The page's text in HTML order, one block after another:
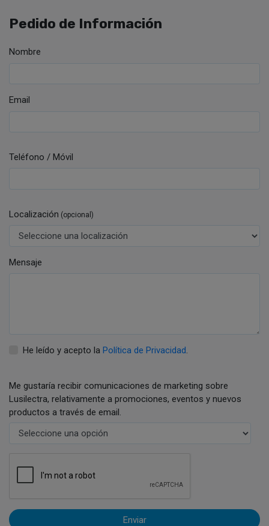
Pedido de Información
Nombre
Email
Teléfono / Móvil
Localización (opcional)
Mensaje
He leído y acepto la Política de Privacidad
Me gustaría recibir comunicaciones de marketing sobre
Lusilectra, relativamente a promociones, eventos y nuevos
productos a través de email.
Enviar